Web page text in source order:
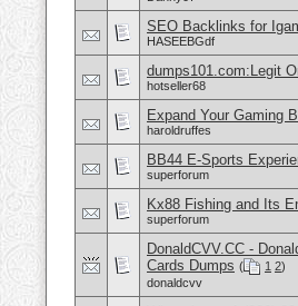
SEO Backlinks for
HASEEBGdf
dumps101.com:Legit
hotseller68
Expand Your Gaming
haroldruffes
BB44 E-Sports
superforum
Kx88 Fishing and Its
superforum
DonaldCVV.CC -
Cards Dumps ( 1 2)
donaldcvv